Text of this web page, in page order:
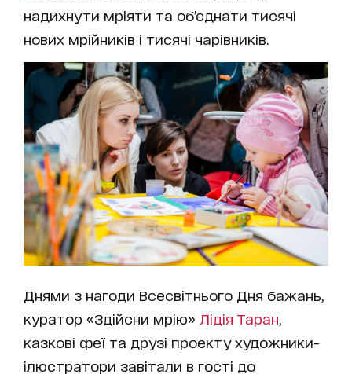
надихнути мріяти та об’єднати тисячі
нових мрійників і тисячі чарівників.
Днями з нагоди Всесвітнього Дня бажань,
куратор «Здійсни мрію» Лідія Таран
казкові феї та друзі проекту художники-
ілюстратори завітали в гості до